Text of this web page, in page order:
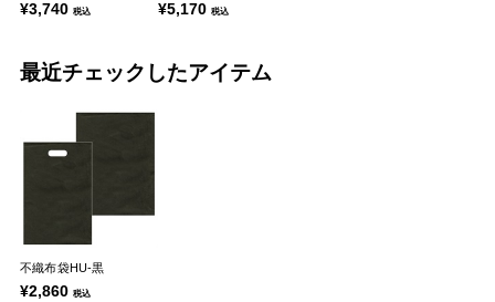
¥3,740 税込 ¥5,170税込
最近チェックしたアイテム
不織布袋HU-黒
¥2,860 税込